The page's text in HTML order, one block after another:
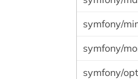
symfony/
symfony/
symfony/